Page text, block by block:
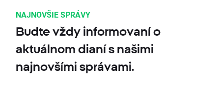
NAJNOVŠIE SPRÁVY
Budte vždy informovaní o
aktuálnom dianí s našimi
najnovšími správami.